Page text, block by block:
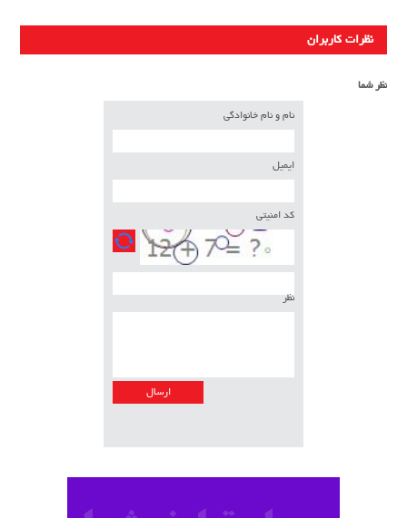
نظرات کاربران
نظر شما
نام و نام خانوادگی
ایمیل
کد امنیتی
نظر